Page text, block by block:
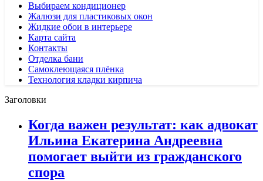
Выбираем кондиционер
Жалюзи для пластиковых окон
Жидкие обои в интерьере
Карта сайта
Контакты
Отделка бани
Самоклеющаяся плёнка
Технология кладки кирпича
Заголовки
Когда важен результат: как адвокат
Ильина Екатерина Андреевна
помогает выйти из гражданского
спора